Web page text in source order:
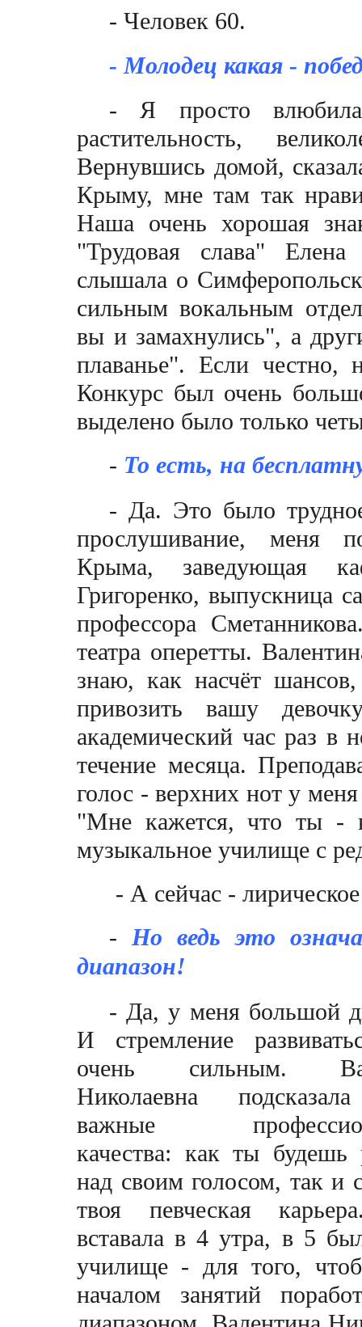
- Человек 60.
- Молодец какая -
- Я просто
растительность,
Вернувшись домой,
Крыму, мне там так
Наша очень хорошая
"Трудовая слава"
слышала о
сильным вокальным
вы и замахнулись", а
плаванье". Если
Конкурс был очень
выделено было только
- То есть, на
- Да. Это было
прослушивание, меня
Крыма, заведующая
Григоренко, выпускница
профессора
театра оперетты.
знаю, как насчёт
привозить вашу
академический час раз
течение месяца.
голос - верхних нот у
"Мне кажется, что ты -
музыкальное училище с
- А сейчас -
-Но ведь это
диапазон!
- Да, у меня большой
И стремление
очень сильным.
Николаевна
важные
качества: как ты будешь
над своим голосом, так и
твоя певческая
вставала в 4 утра, в 5
училище - для того,
началом занятий